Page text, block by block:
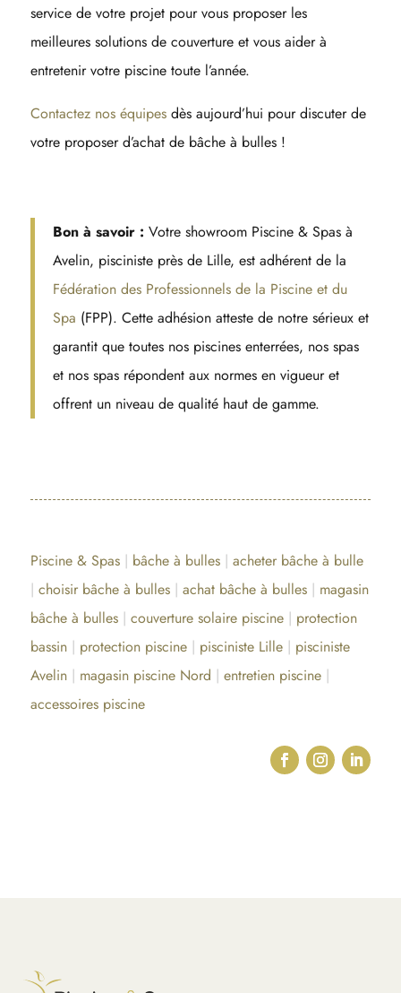
service de votre projet pour vous proposer les
meilleures solutions de couverture et vous aider à
entretenir votre piscine toute l’année.
Contactez nos équipesdès aujourd’hui pour discuter de
votre proposer d’achat de bâche à bulles !
Bon à savoir : Votre showroom Piscine & Spas à
Avelin, pisciniste près de Lille, est adhérent de la
Fédération des Professionnels de la Piscine et du
Spa (FPP). Cette adhésion atteste de notre sérieux et
garantit que toutes nos piscines enterrées, nos spas
et nos spas répondent aux normes en vigueur et
offrent un niveau de qualité haut de gamme.
Piscine & Spas| bâche à bulles| acheter bâche à bulle
| choisir bâche à bulles| achat bâche à bulles| magasin
bâche à bulles| couverture solaire piscine| protection
bassin| protection piscine| pisciniste Lille| pisciniste
Avelin| magasin piscine Nord | entretien piscine|
accessoires piscine